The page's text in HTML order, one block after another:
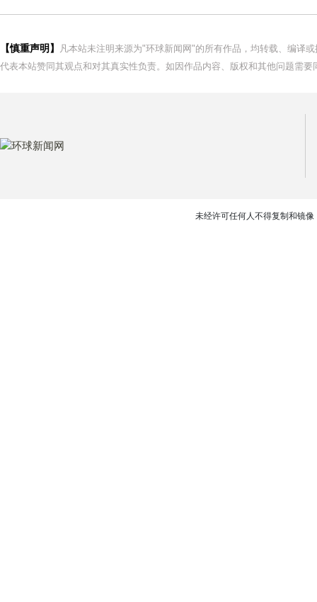
【慎重声明】
凡本站未注明来源为"环球新闻网"的所有作品，均转载、编译
代表本站赞同其观点和对其真实性负责。如因作品内容、版权和其他问题需
未经许可任何人不得复制和镜